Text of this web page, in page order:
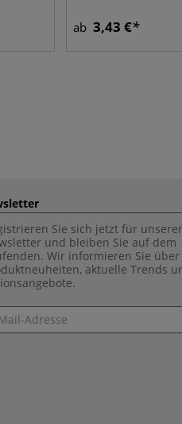
ab 3,43 €
Sie sich jetzt für
und bleiben Sie auf dem
Wir informieren Sie über
aktuelle Trends